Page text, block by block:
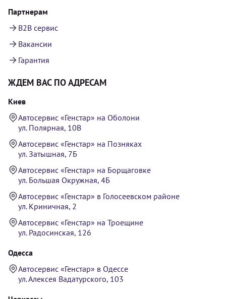
Партнерам
B2B сервис
Вакансии
Гарантия
ЖДЕМ ВАС ПО АДРЕСАМ
Киев
Автосервис «Генстар» на Оболони
ул. Полярная, 10В
Автосервис «Генстар» на Позняках
ул. Затышная, 7Б
Автосервис «Генстар» на Борщаговке
ул. Большая Окружная, 4Б
Автосервис «Генстар» в Голосеевском районе
ул. Криничная, 2
Автосервис «Генстар» на Троещине
ул. Радосинская, 126
Одесса
Автосервис «Генстар» в Одессе
ул. Алексея Вадатурского, 103